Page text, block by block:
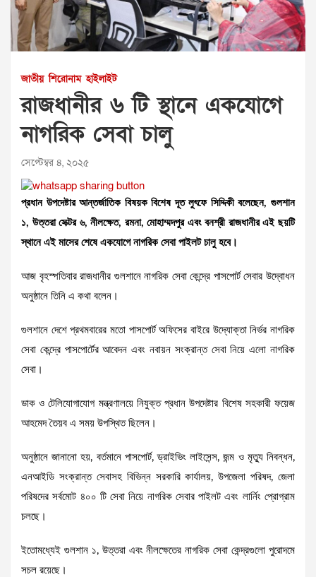
জাতীয় শিরোনাম হাইলাইট
রাজধানীর ৬ টি স্থানে একযোগে
নাগরিক সেবা চালু
সেপ্টেম্বর ৪, ২০২৫
প্রধান উপদেষ্টার আন্তর্জাতিক বিষয়ক বিশেষ দূত লুৎফে সিদ্দিকী বলেছেন, গুলশান
১, উত্তরা সেক্টর ৬, নীলক্ষেত, রমনা, মোহাম্মদপুর এবং বনশ্রী রাজধানীর এই ছয়টি
স্থানে এই মাসের শেষে একযোগে নাগরিক সেবা পাইলট চালু হবে।
আজ বৃহস্পতিবার রাজধানীর গুলশানে নাগরিক সেবা কেন্দ্রে পাসপোর্ট সেবার উদ্বোধন
অনুষ্ঠানে তিনি এ কথা বলেন।
গুলশানে দেশে প্রথমবারের মতো পাসপোর্ট অফিসের বাইরে উদ্যোক্তা নির্ভর নাগরিক
সেবা কেন্দ্রে পাসপোর্টের আবেদন এবং নবায়ন সংক্রান্ত সেবা নিয়ে এলো নাগরিক
সেবা।
ডাক ও টেলিযোগাযোগ মন্ত্রণালয়ে নিযুক্ত প্রধান উপদেষ্টার বিশেষ সহকারী ফয়েজ
আহমেদ তৈয়ব এ সময় উপস্থিত ছিলেন।
অনুষ্ঠানে জানানো হয়, বর্তমানে পাসপোর্ট, ড্রাইভিং লাইসেন্স, জন্ম ও মৃত্যু নিবন্ধন,
এনআইডি সংক্রান্ত সেবাসহ বিভিন্ন সরকারি কার্যালয়, উপজেলা পরিষদ, জেলা
পরিষদের সর্বমোট ৪০০ টি সেবা নিয়ে নাগরিক সেবার পাইলট এবং লার্নিং প্রোগ্রাম
চলছে।
ইতোমধ্যেই গুলশান ১, উত্তরা এবং নীলক্ষেতের নাগরিক সেবা কেন্দ্রগুলো পুরোদমে
সচল রয়েছে।